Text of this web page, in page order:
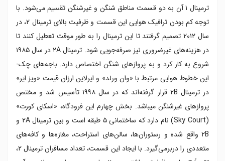
ترمینال ۱ آن به دو قسمت مناطق شنگن و غیرشنگن تقسیم می‌شود. با
توجه کم بودن ترافیک هوایی این قسمت و ظرفیت بالای ترمینال ۲، در
سال ۲۰۱۲ تصمیم گرفتند تا این ترمینال را به طور موقت تعطیل کنند تا
در هزینه‌های غیرضروری نیز صرفه‌جویی شود. ترمینال ۲A در سال ۱۹۸۵
شروع به کار کرد و به پروازهای شنگن اختصاص دارد. باجه‌های چک-
این خطوط هوایی مرتبط با «وان ورلد» و ایرلاین ارزان قیمت «ویز ایر»
در ترمینال ۲B قرار گرفته‌اند که در سال ۱۹۹۸ تأسیس شد و مختص
پروازهای غیرشنگن می‎باشد. بخش چهارم این فرودگاه، «اسکای کورت»
(Sky Court) نام دارد که ساختمانی ۵ طبقه است و بین ترمینال ۲A و
۲B واقع شده و رستوران‌ها، سالن‌های استراحت، مغازه‌ها و کافه‌های
متعددی را دربرمی‌گیرد. با ایجاد این قسمت، تعداد مسافران ترمینال ۲،